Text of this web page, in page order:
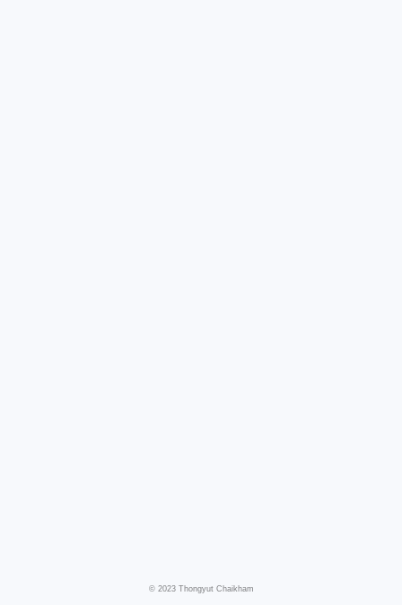
© 2023 Thongyut Chaikham